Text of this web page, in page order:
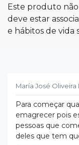
Este produto
deve estar
e hábitos de vida
María José
Para começar
emagrecer pois
pessoas que
deles que tem